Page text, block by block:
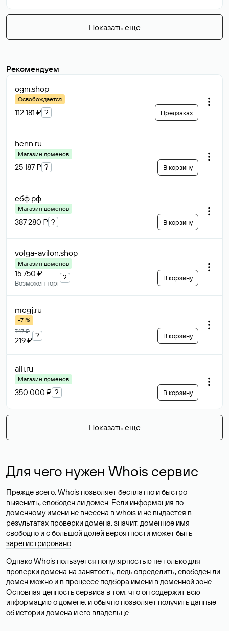
Показать еще
Рекомендуем
ogni.shop
Освобождается
112 181 ₽ ? Предзаказ
henn.ru
Магазин доменов
25 187 ₽ ? В корзину
ебф.рф
Магазин доменов
387 280 ₽ ? В корзину
volga-avilon.shop
Магазин доменов
15 750 ₽
Возможен торг
? В корзину
mcgj.ru
-71%
747 ₽
219 ₽
? В корзину
alli.ru
Магазин доменов
350 000 ₽ ? В корзину
Показать еще
Для чего нужен Whois сервис
Прежде всего, Whois позволяет бесплатно и быстро
выяснить, свободен ли домен. Если информация по
доменному имени не внесена в whois и не выдается в
результатах проверки домена, значит, доменное имя
свободно и с большой долей вероятности может быть
зарегистрировано.
Однако Whois пользуется популярностью не только для
проверки домена на занятость, ведь определить, свободен ли
домен можно и в процессе подбора имени в доменной зоне.
Основная ценность сервиса в том, что он содержит всю
информацию о домене, и обычно позволяет получить данные
об истории домена и его владельце.